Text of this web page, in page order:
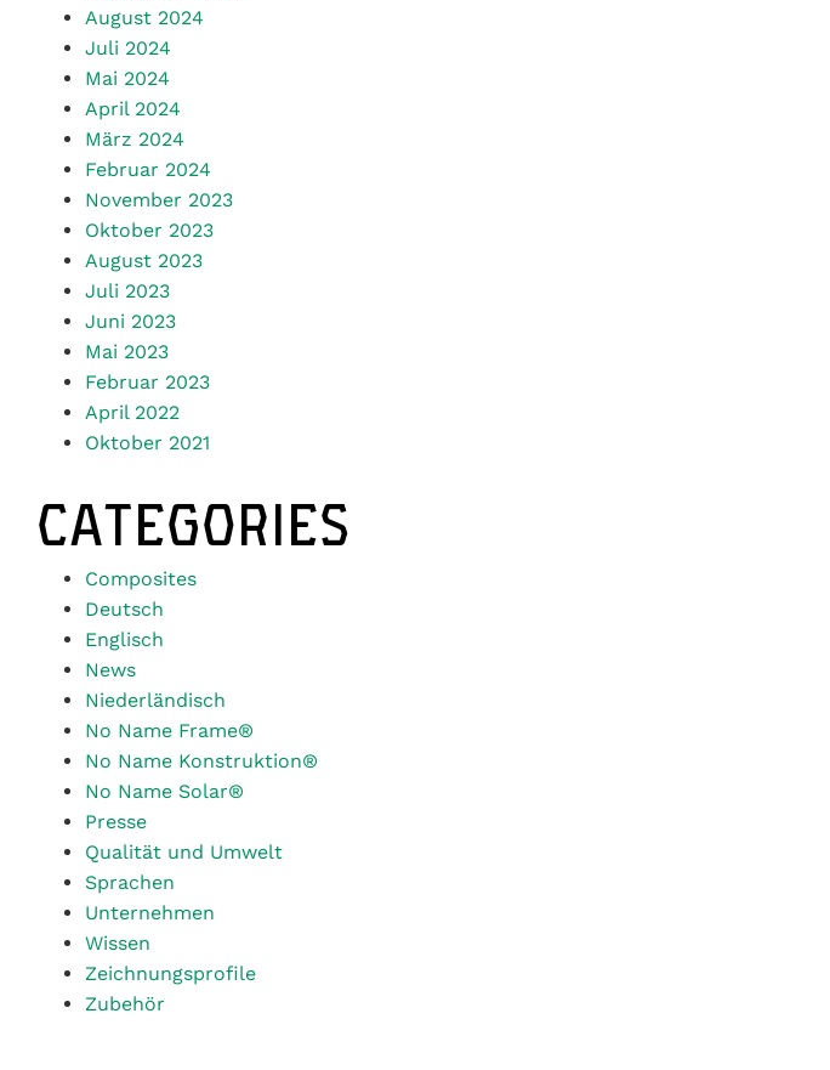
August 2024
Juli 2024
Mai 2024
April 2024
März 2024
Februar 2024
November 2023
Oktober 2023
August 2023
Juli 2023
Juni 2023
Mai 2023
Februar 2023
April 2022
Oktober 2021
CATEGORIES
Composites
Deutsch
Englisch
News
Niederländisch
No Name Frame®
No Name Konstruktion®
No Name Solar®
Presse
Qualität und Umwelt
Sprachen
Unternehmen
Wissen
Zeichnungsprofile
Zubehör